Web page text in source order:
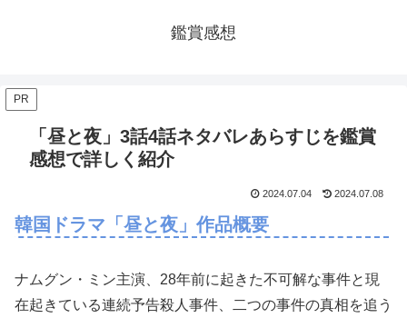
鑑賞感想
PR
「昼と夜」3話4話ネタバレあらすじを鑑賞
感想で詳しく紹介
2024.07.04 2024.07.08
韓国ドラマ「昼と夜」作品概要
ナムグン・ミン主演、28年前に起きた不可解な事件と現
在起きている連続予告殺人事件、二つの事件の真相を追う